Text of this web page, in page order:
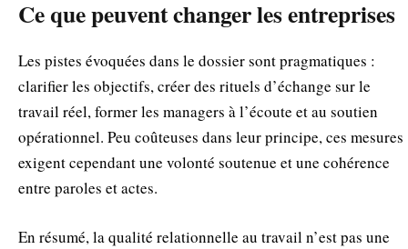
Ce que peuvent changer les entreprises
Les pistes évoquées dans le dossier sont pragmatiques :
clarifier les objectifs, créer des rituels d’échange sur le
travail réel, former les managers à l’écoute et au soutien
opérationnel. Peu coûteuses dans leur principe, ces mesures
exigent cependant une volonté soutenue et une cohérence
entre paroles et actes.
En résumé, la qualité relationnelle au travail n’est pas une